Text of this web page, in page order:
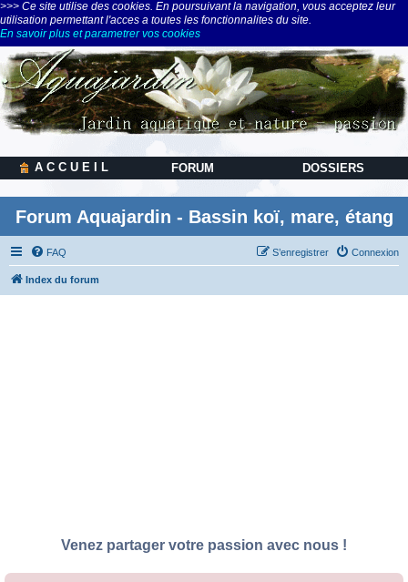
>>> Ce site utilise des cookies. En poursuivant la navigation, vous acceptez leur
utilisation permettant l'acces a toutes les fonctionnalites du site.
En savoir plus et parametrer vos cookies
A C C U E I L FORUM DOSSIERS
Forum Aquajardin - Bassin koï, mare, étang
FAQ Connexion
S’enregistrer
Index du forum
Venez partager votre passion avec nous !